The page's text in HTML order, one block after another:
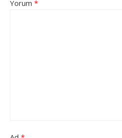
Yorum *